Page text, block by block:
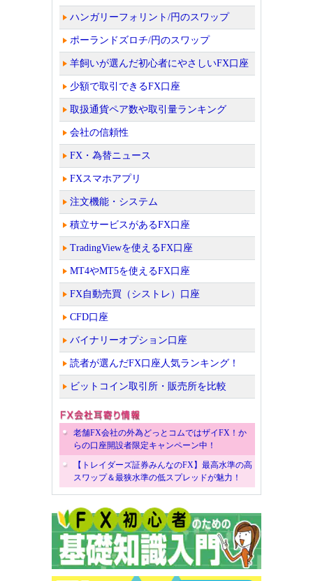
ハンガリーフォリント/円のスワップ
ポーランドズロチ/円のスワップ
羊飼いが選んだ初心者にやさしいFX口座
少額で取引できるFX口座
取扱通貨ペア数や取引量ランキング
会社の信頼性
FX・為替ニュース
FXスマホアプリ
注文機能・システム
積立サービスがあるFX口座
TradingViewを使えるFX口座
MT4やMT5を使えるFX口座
FX自動売買（シストレ）口座
CFD口座
バイナリーオプション口座
読者が選んだFX口座人気ランキング！
ビットコイン取引所・販売所を比較
老舗FX会社の外為どっとコムではザイFX！か
らの口座開設者限定キャンペーン中！
【トレイダーズ証券みんなのFX】最高水準の高
スワップ＆最狭水準の低スプレッドが魅力！